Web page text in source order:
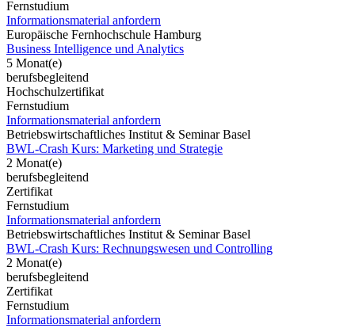
Fernstudium
Informationsmaterial anfordern
Europäische Fernhochschule Hamburg
Business Intelligence und Analytics
5 Monat(e)
berufsbegleitend
Hochschulzertifikat
Fernstudium
Informationsmaterial anfordern
Betriebswirtschaftliches Institut & Seminar Basel
BWL-Crash Kurs: Marketing und Strategie
2 Monat(e)
berufsbegleitend
Zertifikat
Fernstudium
Informationsmaterial anfordern
Betriebswirtschaftliches Institut & Seminar Basel
BWL-Crash Kurs: Rechnungswesen und Controlling
2 Monat(e)
berufsbegleitend
Zertifikat
Fernstudium
Informationsmaterial anfordern